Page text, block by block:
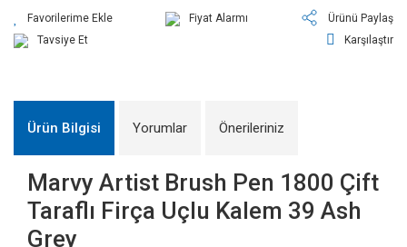
Fiyat Alarmı
Ürünü Paylaş
Tavsiye Et
Karşılaştır
Ürün Bilgisi Yorumlar Önerileriniz
Marvy Artist Brush Pen 1800 Çift
Taraflı Firça Uçlu Kalem 39 Ash
Grey